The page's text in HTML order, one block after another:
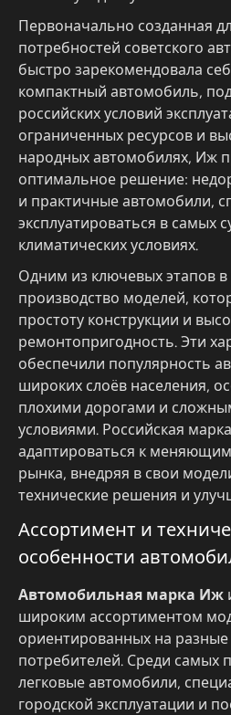
Первоначально созданная
потребностей советского
быстро зарекомендовала
компактный автомобиль,
российских условий
ограниченных ресурсов и
народных автомобилях, Иж
оптимальное решение:
и практичные автомобили,
эксплуатироваться в самых
климатических условиях.
Одним из ключевых этапов в
производство моделей,
простоту конструкции и
ремонтопригодность. Эти
обеспечили популярность
широких слоёв населения,
плохими дорогами и
условиями. Российская
адаптироваться к
рынка, внедряя в свои
технические решения и
Ассортимент и
особенности
Автомобильная марка Иж
широким ассортиментом
ориентированных на разные
потребителей. Среди самых
легковые автомобили,
городской эксплуатации и